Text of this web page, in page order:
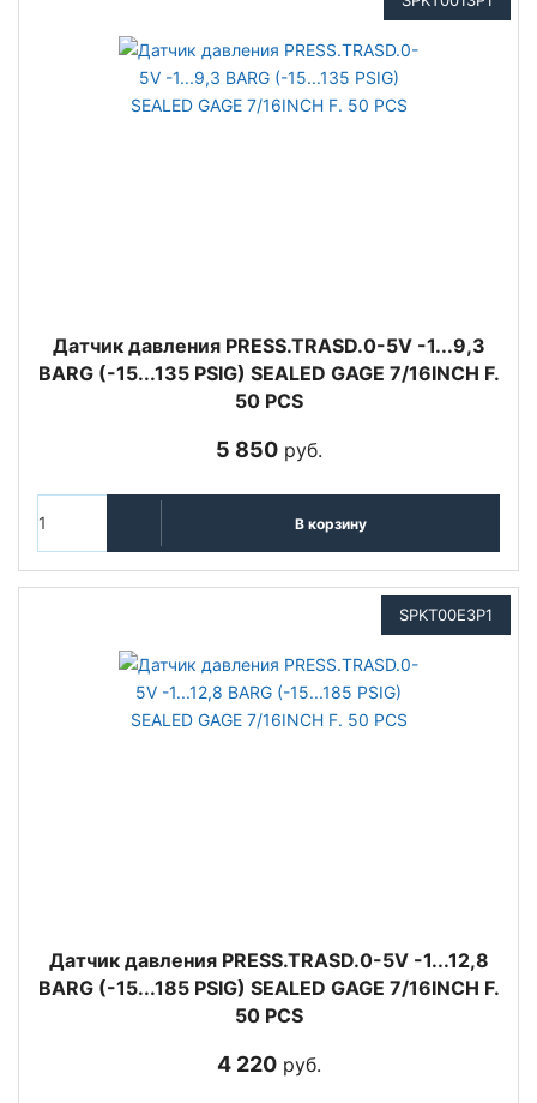
Датчик давления PRESS.TRASD.0-5V -1...9,3
BARG (-15...135 PSIG) SEALED GAGE 7/16INCH F.
50 PCS
5 850руб.
В корзину
SPKT00E3P1
Датчик давления PRESS.TRASD.0-5V -1...12,8
BARG (-15...185 PSIG) SEALED GAGE 7/16INCH F.
50 PCS
4 220руб.